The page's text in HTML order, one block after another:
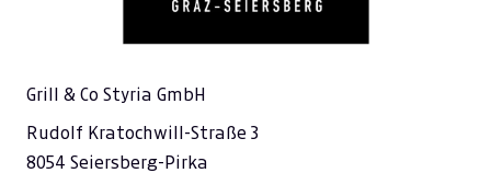
Grill & Co Styria GmbH
Rudolf Kratochwill-Straße 3
8054 Seiersberg-Pirka